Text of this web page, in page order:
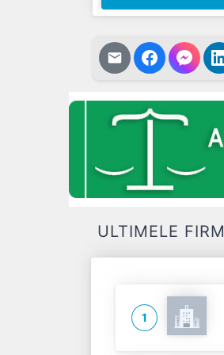
ULTIMELE
1